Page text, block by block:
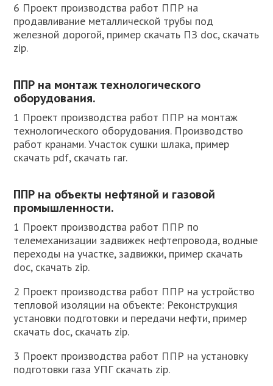
6 Проект производства работ ППР на
продавливание металлической трубы под
железной дорогой, пример скачать ПЗ doc, скачать
zip.
ППР на монтаж технологического
оборудования.
1 Проект производства работ ППР на монтаж
технологического оборудования. Производство
работ кранами. Участок сушки шлака, пример
скачать pdf, скачать rar.
ППР на объекты нефтяной и газовой
промышленности.
1 Проект производства работ ППР по
телемеханизации задвижек нефтепровода, водные
переходы на участке, задвижки, пример скачать
doc, скачать zip.
2 Проект производства работ ППР на устройство
тепловой изоляции на объекте: Реконструкция
установки подготовки и передачи нефти, пример
скачать doc, скачать zip.
3 Проект производства работ ППР на установку
подготовки газа УПГ скачать zip.